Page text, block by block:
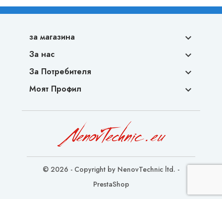
за магазина 
За нас 
За Потребителя 
Моят Профил 
© 2026 - Copyright by NenovTechnic ltd. -
PrestaShop